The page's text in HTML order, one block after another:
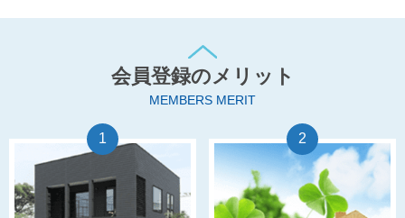
会員登録のメリット
MEMBERS MERIT
1 2